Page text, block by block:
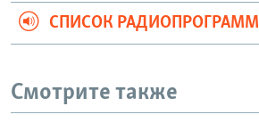
СПИСОК РАДИОПРОГРАММ
Смотрите также